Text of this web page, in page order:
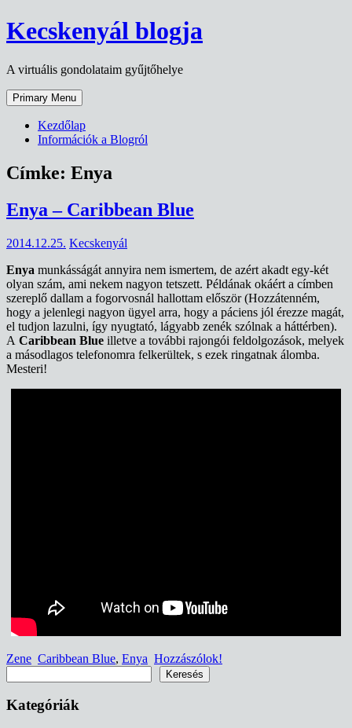
Skip
to
Kecskenyál blogja
A virtuális gondolataim gyűjtőhelye
Primary Menu
Kezdőlap
Információk a Blogról
Címke: Enya
Enya – Caribbean Blue
2014.12.25. Kecskenyál
Enya munkásságát annyira nem ismertem, de azért akadt egy-két
olyan szám, ami nekem nagyon tetszett. Példának okáért a címben
szereplő dallam a fogorvosnál hallottam először (Hozzátenném,
hogy a jelenlegi nagyon ügyel arra, hogy a páciens jól érezze magát,
el tudjon lazulni, így nyugtató, lágyabb zenék szólnak a háttérben).
A Caribbean Blue illetve a további rajongói feldolgozások, melyek
a másodlagos telefonomra felkerültek, s ezek ringatnak álomba.
Mesteri!
Zene Caribbean Blue, Enya Hozzászólok!
Keresés
Kategóriák